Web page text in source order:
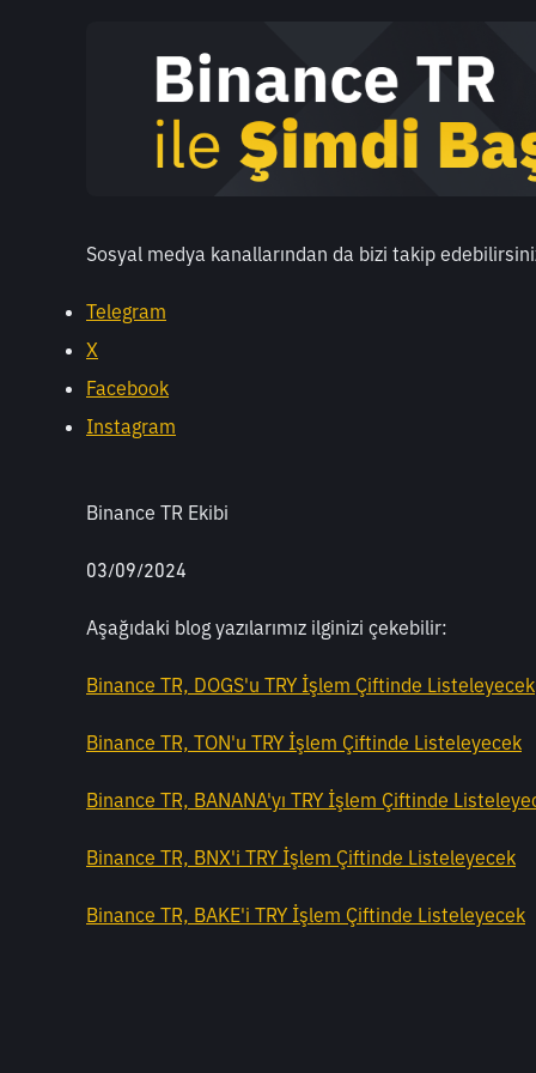
Sosyal medya kanallarından da bizi takip
Telegram
X
Facebook
Instagram
Binance TR Ekibi
03/09/2024
Aşağıdaki blog yazılarımız ilginizi çekebilir:
Binance TR, DOGS'u TRY İşlem Çiftinde Listeleyecek
Binance TR, TON'u TRY İşlem Çiftinde Listeleyecek
Binance TR, BANANA'yı TRY İşlem Çiftinde
Binance TR, BNX'i TRY İşlem Çiftinde Listeleyecek
Binance TR, BAKE'i TRY İşlem Çiftinde Listeleyecek